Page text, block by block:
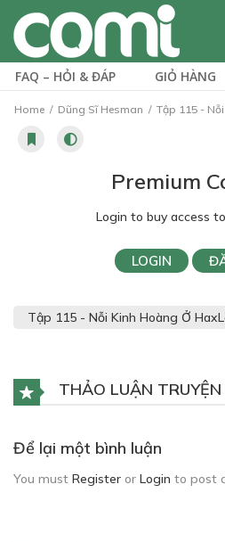
FAQ – HỎI & ĐÁP GIỎ HÀNG
Home Dũng Sĩ Hesman Tập 115 -
Premium
Login to buy access
LOGIN
THẢO LUẬN TRUYỆN
Để lại một bình luận
You must Register or Login to post